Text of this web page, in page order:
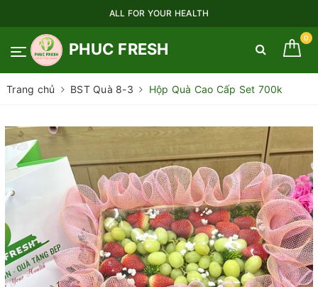
ALL FOR YOUR HEALTH
PHUC FRESH
0
Trang chủ BST Quà 8-3 Hộp Quà Cao Cấp Set 700k